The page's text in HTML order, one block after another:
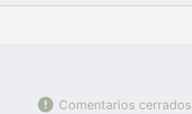
FACEBOOK
TWITTERFLIPBOARD
E-
WHATSAPP
Comentarios cerrados